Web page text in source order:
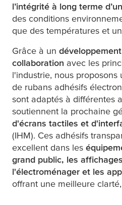
l’intégrité à long terme
des conditions
que des températures et
Grâce à un
collaboration avec les
l'industrie, nous
de rubans adhésifs
sont adaptés à différentes
soutiennent la prochaine
d'écrans tactiles et
(IHM). Ces adhésifs
excellent dans les
grand public, les
l'électroménager et les
offrant une meilleure